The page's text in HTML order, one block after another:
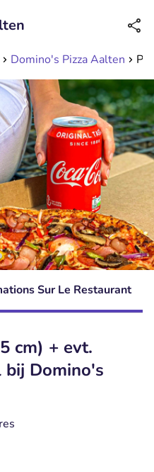
Disponible jusqu'à 23:00 heures
Domino's Pizza Aalten
Sur Le Restaurant
cm) + evt.
bij Domino's